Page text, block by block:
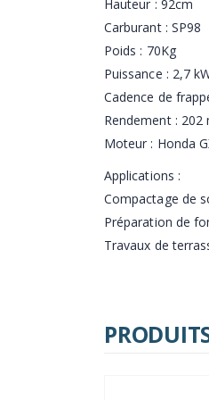
Hauteur : 92cm
Carburant : SP98
Poids : 70Kg
Puissance : 2,7
Cadence de
Rendement : 202
Moteur : Honda
Applications :
Compactage de
Préparation de
Travaux de